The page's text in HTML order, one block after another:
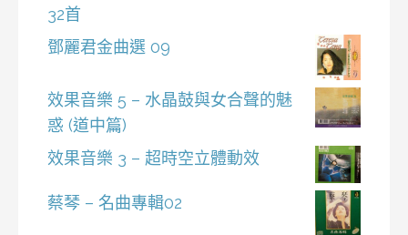
32首
鄧麗君金曲選 09
效果音樂 5 – 水晶鼓與女合聲的魅
惑 (道中篇)
效果音樂 3 – 超時空立體動效
蔡琴 – 名曲專輯02